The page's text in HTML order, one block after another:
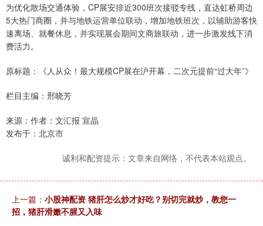
为优化散场交通体验，CP展安排近300班次接驳专线，直达虹桥周边
5大热门商圈，并与地铁运营单位联动，增加地铁班次，以辅助游客快
速离场、就餐休息，并实现展会期间文商旅联动，进一步激发线下消
费活力。
原标题：《人从众！最大规模CP展在沪开幕，二次元提前“过大年”》
栏目主编：邢晓芳
来源：作者：文汇报 宣晶
发布于：北京市
诚利和配资提示：文章来自网络，不代表本站观点。
上一篇： 小股神配资 猪肝怎么炒才好吃？别切完就炒，教您一
招，猪肝滑嫩不腥又入味